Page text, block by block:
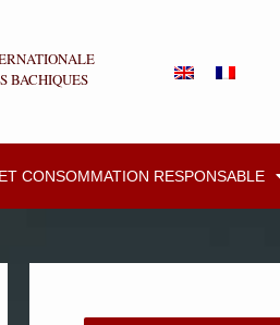
BACHIQUES
CONSOMMATION RESPONSABLE